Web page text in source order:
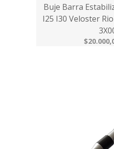
Buje Barra
I25 I30 Veloster